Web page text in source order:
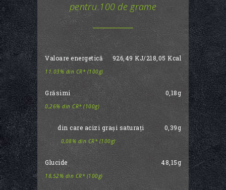
pentru 100 de grame
Valoare energetică 926,49 KJ/218,05 Kcal
11.03% din CR* (100g)
Grăsimi 0,18g
0,26% din CR* (100g)
din care acizi grași saturați 0,39g
0,08% din CR* (100g)
Glucide 48,15g
18,52% din CR* (100g)